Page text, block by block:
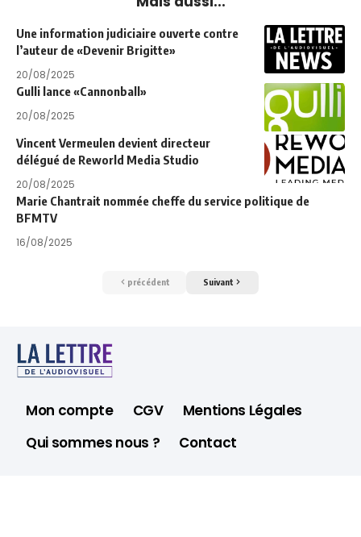
Une information judiciaire ouverte contre
l’auteur de «Devenir Brigitte»
20/08/2025
Gulli lance «Cannonball»
20/08/2025
Vincent Vermeulen devient directeur
délégué de Reworld Media Studio
20/08/2025
Marie Chantrait nommée cheffe du service politique de
BFMTV
16/08/2025
précédent Suivant
Mon compte CGV
Mentions Légales
Qui sommes nous ?
Contact